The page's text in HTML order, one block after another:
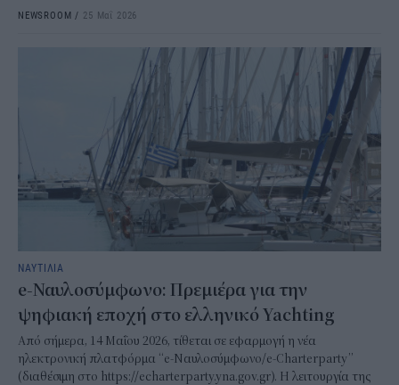
NEWSROOM / 25 Μαΐ 2026
ΝΑΥΤΙΛΙΑ
e-Ναυλοσύμφωνο: Πρεμιέρα για την
ψηφιακή εποχή στο ελληνικό Yachting
Από σήμερα, 14 Μαΐου 2026, τίθεται σε εφαρμογή η νέα
ηλεκτρονική πλατφόρμα “e-Ναυλοσύμφωνο/e-Charterparty”
(διαθέσιμη στο https://echarterparty.yna.gov.gr). Η λειτουργία της